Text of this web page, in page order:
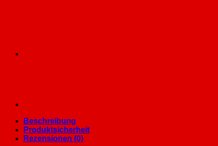
Beschreibung
Produktsicherheit
Rezensionen (0)